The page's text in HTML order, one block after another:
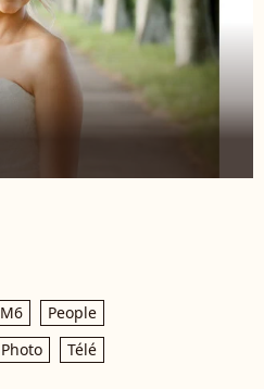
M6
People
Photo Télé